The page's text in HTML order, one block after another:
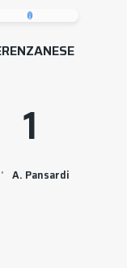
1
A. Pansardi